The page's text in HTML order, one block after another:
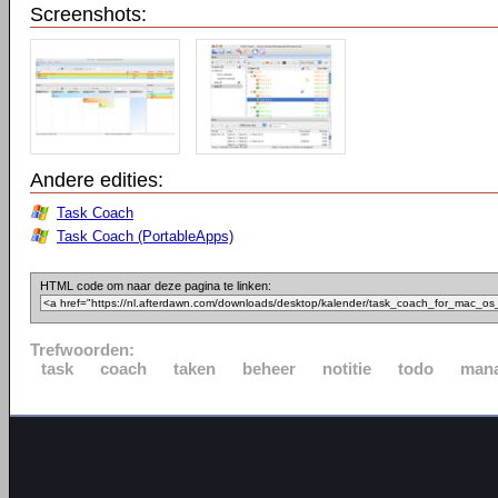
Screenshots:
Andere edities:
Task Coach
Task Coach (PortableApps)
HTML code om naar deze pagina te linken:
Trefwoorden:
task
coach taken beheer notitie todo